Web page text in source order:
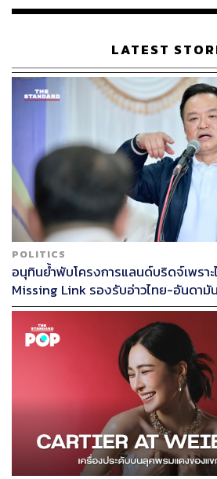
เรือนไทยที่ถูกซุกไว้
LATEST
POLITICS
อนุทินย้ำพับโครงการแลนด์บริดจ์เพรา
Missing Link รองรับอ่าวไทย-อันดามัน